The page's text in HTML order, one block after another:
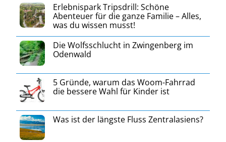
Erlebnispark Tripsdrill: Schöne
Abenteuer für die ganze Familie – Alles,
was du wissen musst!
Die Wolfsschlucht in Zwingenberg im
Odenwald
5 Gründe, warum das Woom-Fahrrad
die bessere Wahl für Kinder ist
Was ist der längste Fluss Zentralasiens?